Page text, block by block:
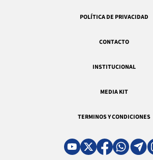
POLÍTICA DE PRIVACIDAD
CONTACTO
INSTITUCIONAL
MEDIA KIT
TERMINOS Y CONDICIONES